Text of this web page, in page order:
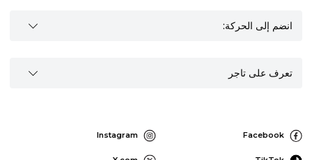
انضم إلى الحركة:
تعرف على تاجر
Facebook
Instagram